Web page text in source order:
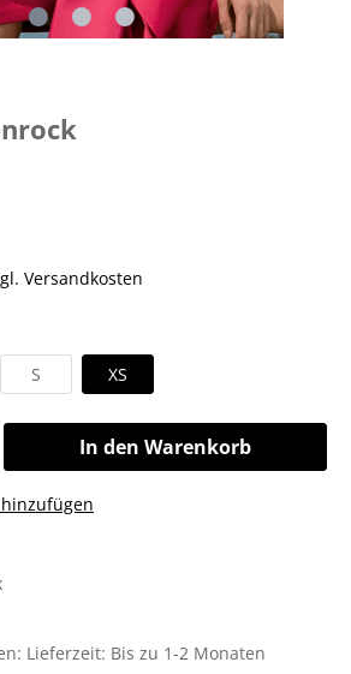
Versandkosten
S XS
In den Warenkorb
Lieferzeit: Bis zu 1-2 Monaten